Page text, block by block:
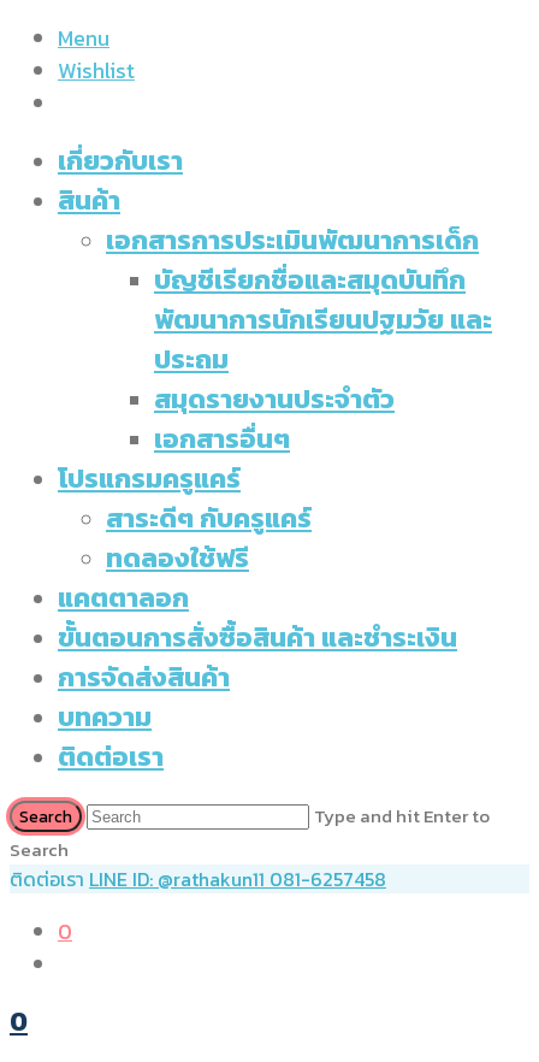
Menu
Wishlist
เกี่ยวกับเรา
สินค้า
เอกสารการประเมินพัฒนาการเด็ก
บัญชีเรียกชื่อและสมุดบันทึก
พัฒนาการนักเรียนปฐมวัย และ
ประถม
สมุดรายงานประจำตัว
เอกสารอื่นๆ
โปรแกรมครูแคร์
สาระดีๆ กับครูแคร์
ทดลองใช้ฟรี
แคตตาลอก
ขั้นตอนการสั่งซื้อสินค้า และชำระเงิน
การจัดส่งสินค้า
บทความ
ติดต่อเรา
Type and hit Enter to
Search
ติดต่อเรา LINE ID: @rathakun11 081-6257458
0
0